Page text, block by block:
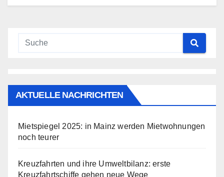
AKTUELLE NACHRICHTEN
Mietspiegel 2025: in Mainz werden Mietwohnungen
noch teurer
Kreuzfahrten und ihre Umweltbilanz: erste
Kreuzfahrtschiffe gehen neue Wege